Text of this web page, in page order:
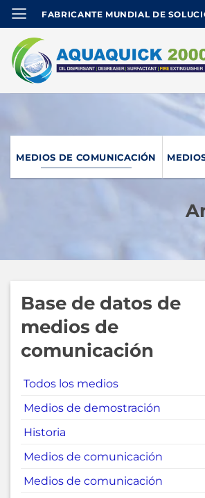
al
contenido
FABRICANTE MUNDIAL DE
MEDIOS DE COMUNICACIÓN
Base de datos de
medios de
comunicación
Todos los medios
Medios de demostración
Historia
Medios de comunicación
Medios de comunicación